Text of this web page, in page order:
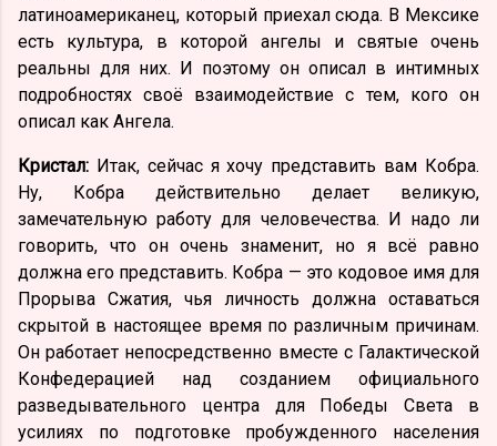
латиноамериканец, который приехал сюда. В Мексике
есть культура, в которой ангелы и святые очень
реальны для них. И поэтому он описал в интимных
подробностях своё взаимодействие с тем, кого он
описал как Ангела.
Кристал: Итак, сейчас я хочу представить вам Кобра.
Ну, Кобра действительно делает великую,
замечательную работу для человечества. И надо ли
говорить, что он очень знаменит, но я всё равно
должна его представить. Кобра — это кодовое имя для
Прорыва Сжатия, чья личность должна оставаться
скрытой в настоящее время по различным причинам.
Он работает непосредственно вместе с Галактической
Конфедерацией над созданием официального
разведывательного центра для Победы Света в
усилиях по подготовке пробужденного населения